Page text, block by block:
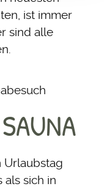
ist immer
sind alle
Urlaubstag
als sich in